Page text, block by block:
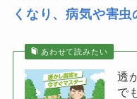
くなり、病気や害虫
あわせて読みたい
透
で